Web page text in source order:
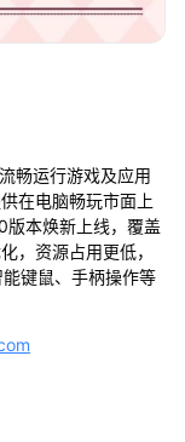
畅运行游戏及应用
在电脑畅玩市面上
本焕新上线，覆盖
，资源占用更低，
键鼠、手柄操作等